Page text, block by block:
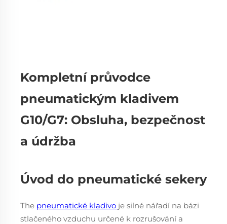
Kompletní průvodce
pneumatickým kladivem
G10/G7: Obsluha, bezpečnost
a údržba
Úvod do pneumatické sekery
The pneumatické kladivo je silné nářadí na bázi
stlačeného vzduchu určené k rozrušování a